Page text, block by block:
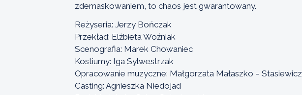
zdemaskowaniem, to chaos jest gwarantowany.
Reżyseria: Jerzy Bończak
Przekład: Elżbieta Woźniak
Scenografia: Marek Chowaniec
Kostiumy: Iga Sylwestrzak
Opracowanie muzyczne: Małgorzata Małaszko – Stasiewicz
Casting: Agnieszka Niedojad